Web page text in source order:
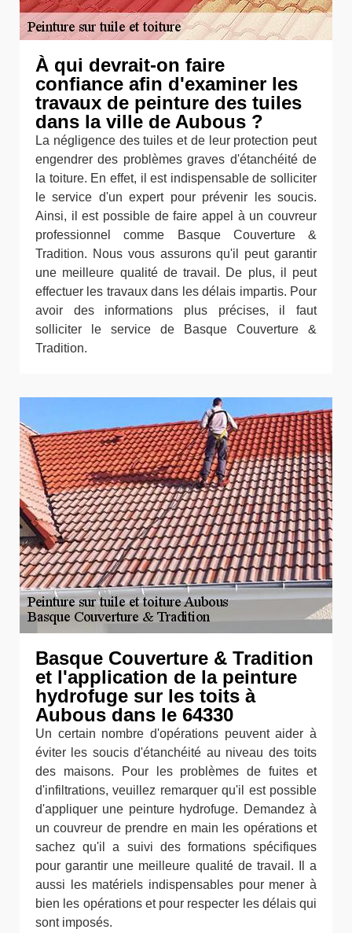
À qui devrait-on faire
confiance afin d'examiner les
travaux de peinture des tuiles
dans la ville de Aubous ?
La négligence des tuiles et de leur protection peut
engendrer des problèmes graves d'étanchéité de
la toiture. En effet, il est indispensable de solliciter
le service d'un expert pour prévenir les soucis.
Ainsi, il est possible de faire appel à un couvreur
professionnel comme Basque Couverture &
Tradition. Nous vous assurons qu'il peut garantir
une meilleure qualité de travail. De plus, il peut
effectuer les travaux dans les délais impartis. Pour
avoir des informations plus précises, il faut
solliciter le service de Basque Couverture &
Tradition.
Basque Couverture & Tradition
et l'application de la peinture
hydrofuge sur les toits à
Aubous dans le 64330
Un certain nombre d'opérations peuvent aider à
éviter les soucis d'étanchéité au niveau des toits
des maisons. Pour les problèmes de fuites et
d'infiltrations, veuillez remarquer qu'il est possible
d'appliquer une peinture hydrofuge. Demandez à
un couvreur de prendre en main les opérations et
sachez qu'il a suivi des formations spécifiques
pour garantir une meilleure qualité de travail. Il a
aussi les matériels indispensables pour mener à
bien les opérations et pour respecter les délais qui
sont imposés.